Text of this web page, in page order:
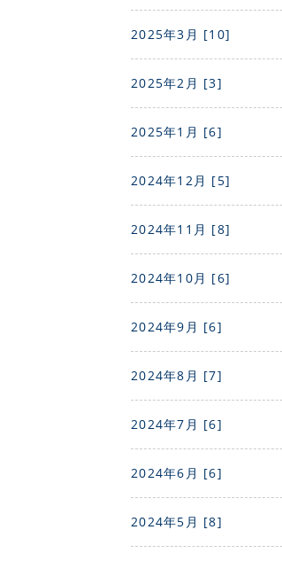
2025年3月 [10]
2025年2月 [3]
2025年1月 [6]
2024年12月 [5]
2024年11月 [8]
2024年10月 [6]
2024年9月 [6]
2024年8月 [7]
2024年7月 [6]
2024年6月 [6]
2024年5月 [8]